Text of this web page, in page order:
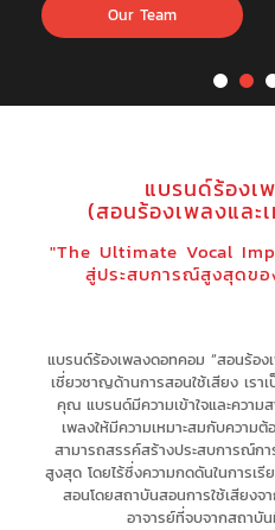
Our Team
แบรนด์ร้องเ
(สอนร้องเพลงและ
"The Ultimate Vocal
สู่ประสบการณ์สูงสุดข
แบรนด์ร้องเพลงดอทคอม “สอนร้อง
เชี่ยวชาญด้านการสอนใช้เสียง เรา
คุณ แบรนด์มีความเข้าใจและความ
เพลงให้มีความเหมาะสมกับความต้
สามารถสรรค์สร้างประสบการณ์ก
สูงสุด โดยไร้ซึ่งความกดดันในการเ
สอนโดยสถาบันสอนการใช้เสียง
อาจารย์ที่จบจากสถาบั